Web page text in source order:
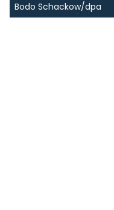
Bodo Schackow/dpa